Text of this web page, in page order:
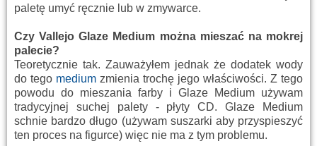
paletę umyć ręcznie lub w zmywarce.
Czy Vallejo Glaze Medium można mieszać na mokrej
palecie?
Teoretycznie tak. Zauważyłem jednak że dodatek wody
do tego medium zmienia trochę jego właściwości. Z tego
powodu do mieszania farby i Glaze Medium używam
tradycyjnej suchej palety - płyty CD. Glaze Medium
schnie bardzo długo (używam suszarki aby przyspieszyć
ten proces na figurce) więc nie ma z tym problemu.